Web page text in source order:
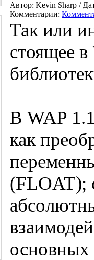
Автор: Kevin Sharp /
Комментарии:
Так или
стоящее
В WAP
как
(FLOAT);
основных